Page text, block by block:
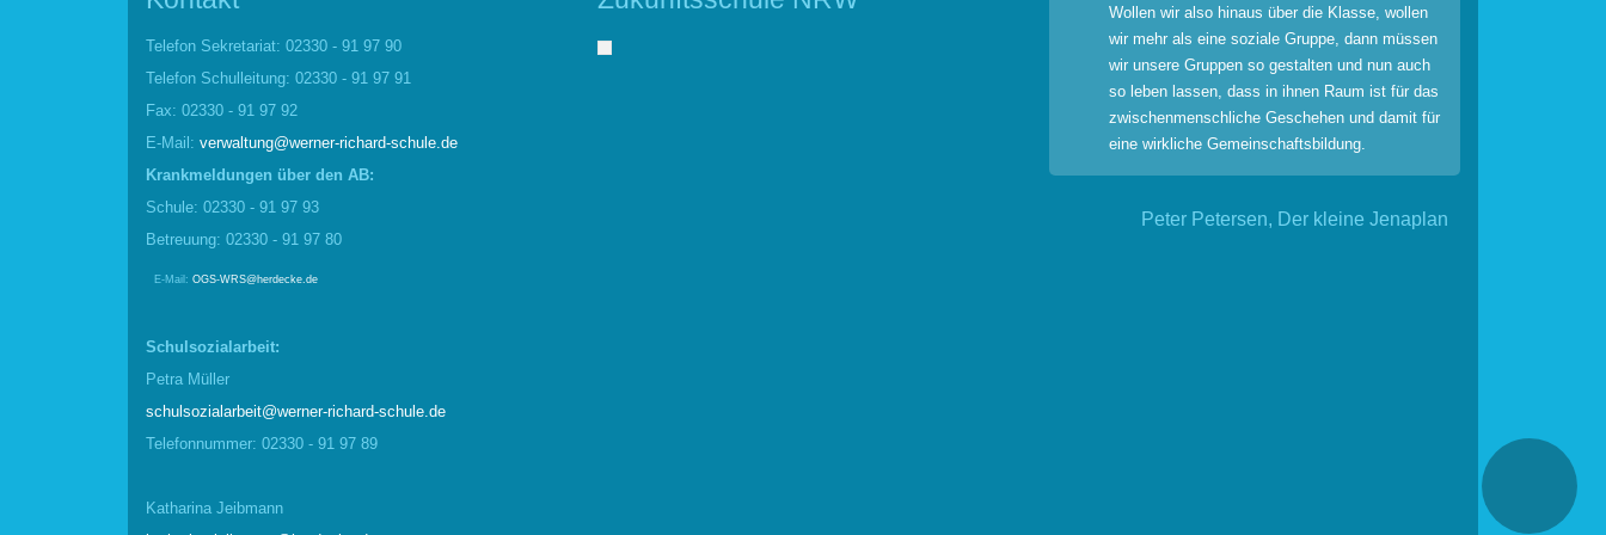
Telefon Sekretariat: 02330 - 91 97 90
Telefon Schulleitung: 02330 - 91 97 91
Fax: 02330 - 91 97 92
E-Mail: verwaltung@werner-richard-schule.de
Krankmel d ungen über den AB:
Schule: 02330 - 91 97 93
Betreuung: 02330 - 91 97 80
E-Mail: OGS-WRS@herdecke.de
Schulsozialarbeit:
Petra Müller
schulsozialarbeit@werner-richard-schule.de
Telefonnummer: 02330 - 91 97 89
Katharina Jeibmann
Wollen wir also hinaus über die Klasse, wollen
wir mehr als eine soziale Gruppe, dann müssen
wir unsere Gruppen so gestalten und nun auch
so leben lassen, dass in ihnen Raum ist für das
zwischenmenschliche Geschehen und damit für
eine wirkliche Gemeinschaftsbildung.
Peter Petersen, Der kleine Jenaplan